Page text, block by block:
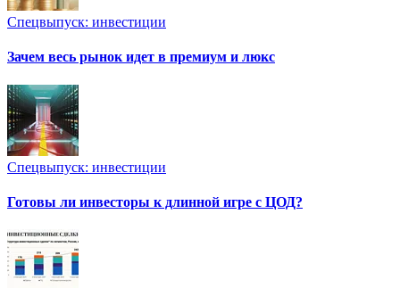
Спецвыпуск: инвестиции
Зачем весь рынок идет в премиум и люкс
Спецвыпуск: инвестиции
Готовы ли инвесторы к длинной игре с ЦОД?